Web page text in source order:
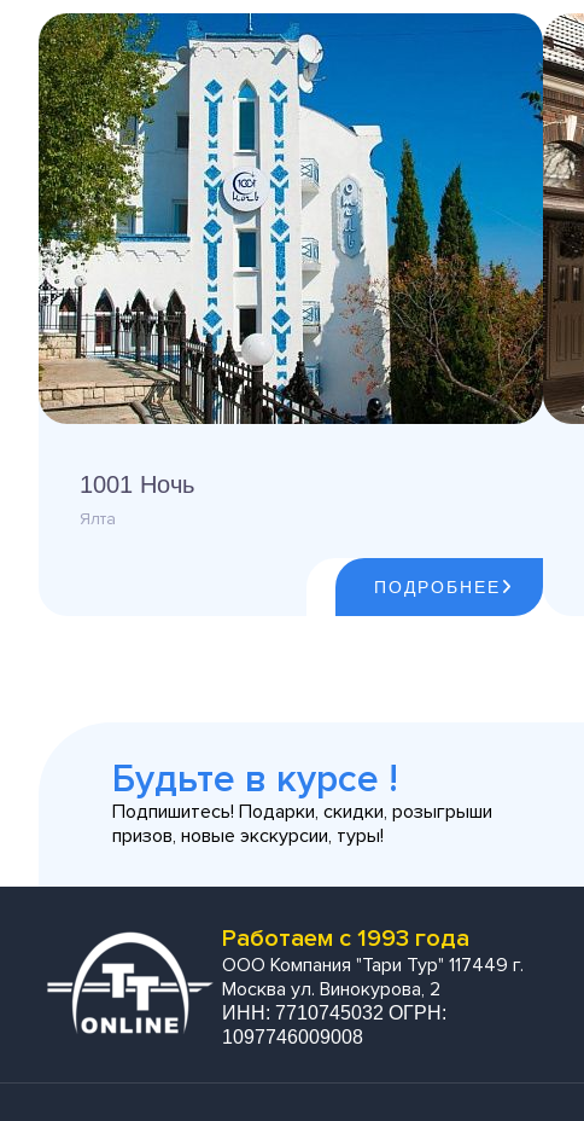
1001 Ночь
Ялта
ПОДРОБНЕЕ
Будьте в курсе !
Подпишитесь! Подарки, скидки, розыгрыши
призов, новые экскурсии, туры!
Работаем с 1993 года
ООО Компания "Тари Тур" 117449 г.
Москва ул. Винокурова, 2
ИНН: 7710745032 ОГРН:
1097746009008